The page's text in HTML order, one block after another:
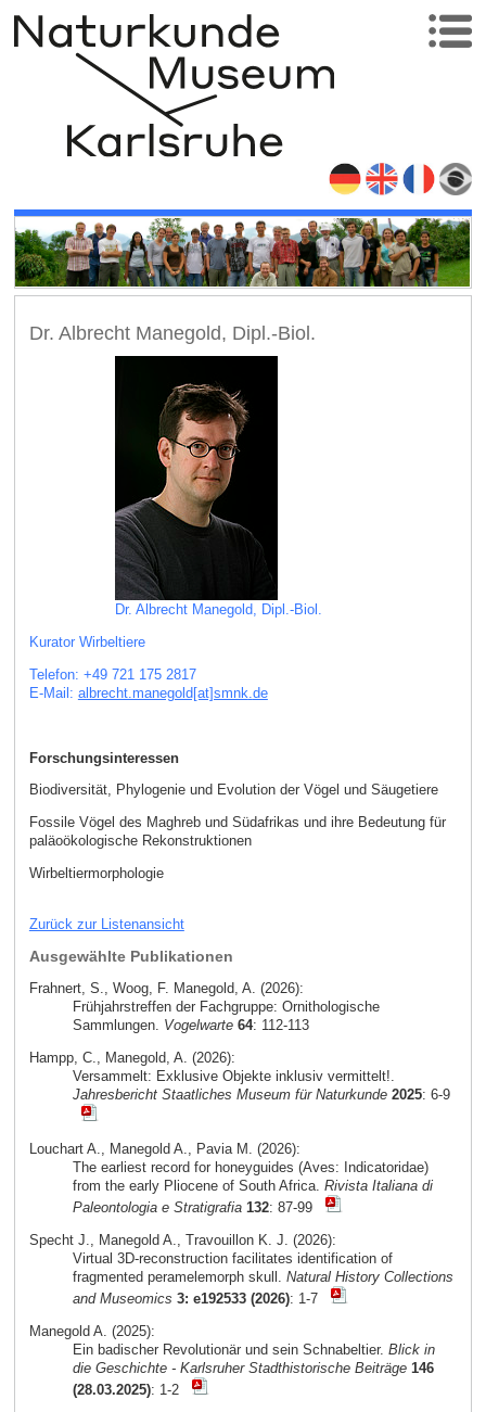
Dr. Albrecht Manegold, Dipl.-Biol.
Dr. Albrecht Manegold, Dipl.-Biol.
Kurator Wirbeltiere
Telefon: +49 721 175 2817
E-Mail: albrecht.manegold[at]smnk.de
Forschungsinteressen
Biodiversität, Phylogenie und Evolution der Vögel und Säugetiere
Fossile Vögel des Maghreb und Südafrikas und ihre Bedeutung für
paläoökologische Rekonstruktionen
Wirbeltiermorphologie
Zurück zur Listenansicht
Ausgewählte Publikationen
Frahnert, S., Woog, F. Manegold, A. (2026):
Frühjahrstreffen der Fachgruppe: Ornithologische
Sammlungen. Vogelwarte 64: 112-113
Hampp, C., Manegold, A. (2026):
Versammelt: Exklusive Objekte inklusiv vermittelt!.
Jahresbericht Staatliches Museum für Naturkunde 2025: 6-9
Louchart A., Manegold A., Pavia M. (2026):
The earliest record for honeyguides (Aves: Indicatoridae)
from the early Pliocene of South Africa. Rivista Italiana di
Paleontologia e Stratigrafia 132: 87-99
Specht J., Manegold A., Travouillon K. J. (2026):
Virtual 3D-reconstruction facilitates identification of
fragmented peramelemorph skull. Natural History Collections
and Museomics 3: e192533 (2026): 1-7
Manegold A. (2025):
Ein badischer Revolutionär und sein Schnabeltier. Blick in
die Geschichte - Karlsruher Stadthistorische Beiträge 146
(28.03.2025): 1-2